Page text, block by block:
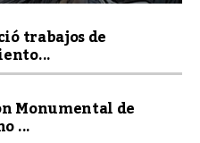
trabajos de
Monumental de
...